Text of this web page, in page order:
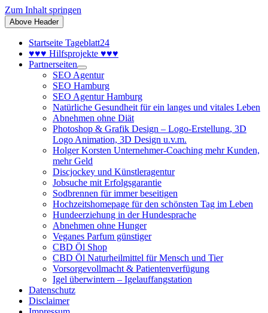
Zum Inhalt springen
Above Header
Startseite Tageblatt24
♥♥♥ Hilfsprojekte ♥♥♥
Partnerseiten
SEO Agentur
SEO Hamburg
SEO Agentur Hamburg
Natürliche Gesundheit für ein langes und vitales Leben
Abnehmen ohne Diät
Photoshop & Grafik Design – Logo-Erstellung, 3D
Logo Animation, 3D Design u.v.m.
Holger Korsten Unternehmer-Coaching mehr Kunden,
mehr Geld
Discjockey und Künstleragentur
Jobsuche mit Erfolgsgarantie
Sodbrennen für immer beseitigen
Hochzeitshomepage für den schönsten Tag im Leben
Hundeerziehung in der Hundesprache
Abnehmen ohne Hunger
Veganes Parfum günstiger
CBD Öl Shop
CBD Öl Naturheilmittel für Mensch und Tier
Vorsorgevollmacht & Patientenverfügung
Igel überwintern – Igelauffangstation
Datenschutz
Disclaimer